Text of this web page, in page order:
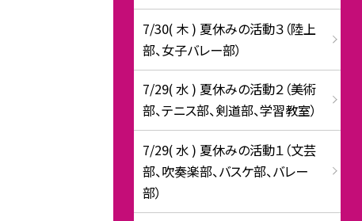
7/30( 木 ) 夏休みの活動３（陸上
部、女子バレー部）
7/29( 水 ) 夏休みの活動２（美術
部、テニス部、剣道部、学習教室）
7/29( 水 ) 夏休みの活動１（文芸
部、吹奏楽部、バスケ部、バレー
部）